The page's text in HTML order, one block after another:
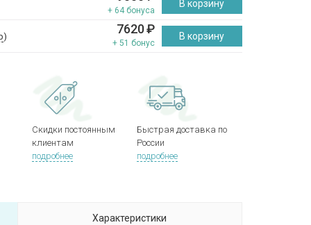
+ 64 бонуса
В корзину
) 7620₽
+ 51 бонус
В корзину
Скидки постоянным
клиентам
подробнее
Быстрая доставка по
России
подробнее
Характеристики